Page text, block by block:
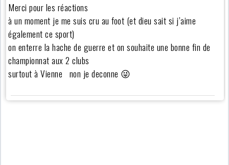
Merci pour les réactions
à un moment je me suis cru au foot (et dieu sait si j’aime
également ce sport)
on enterre la hache de guerre et on souhaite une bonne fin de
championnat aux 2 clubs
surtout à Vienne non je deconne 😜